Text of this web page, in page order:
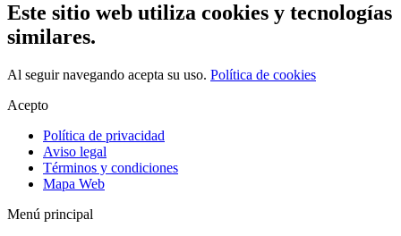
Este sitio web utiliza cookies y tecnologías
similares.
Al seguir navegando acepta su uso. Política de cookies
Acepto
Política de privacidad
Aviso legal
Términos y condiciones
Mapa Web
Menú principal